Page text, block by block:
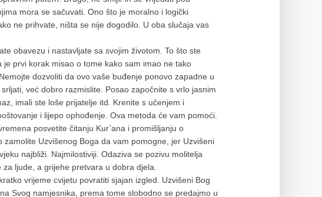
mora se sačuvati. Ono što je moralno i logički
ne prihvate, ništa se nije dogodilo. U oba slučaja vas
obavezu i nastavljate sa svojim životom. To što ste
je prvi korak misao o tome kako sam imao ne tako
dozvoliti da ovo vaše buđenje ponovo zapadne u
već dobro razmislite. Posao započnite s vrlo jasnim
imali ste loše prijatelje itd. Krenite s učenjem i
i lijepo ophođenje. Ova metoda će vam pomoći.
posvetite čitanju Kur’ana i promišljanju o
Uzvišenog Boga da vam pomogne, jer Uzvišeni
najbliži. Najmilostiviji. Odaziva se pozivu molitelja
ljude, a grijehe pretvara u dobra djela.
vrijeme cvijetu povratiti sjajan izgled. Uzvišeni Bog
Svog namjesnika, prema tome slobodno se predajmo u